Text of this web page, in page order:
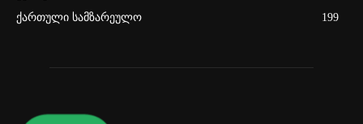
ქართული სამზარეულო
199